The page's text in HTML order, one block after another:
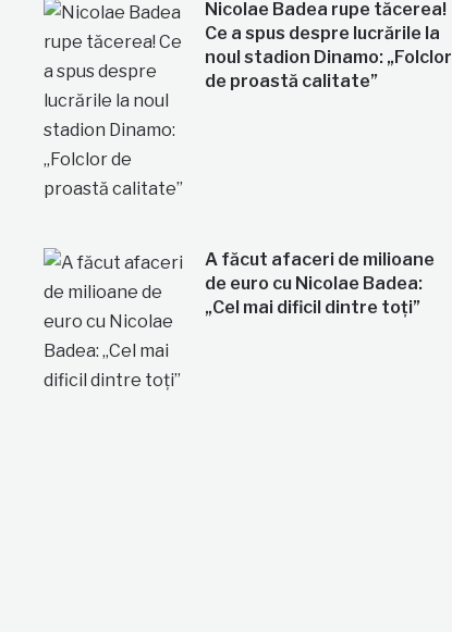
Nicolae Badea rupe tăcerea!
Ce a spus despre lucrările la
noul stadion Dinamo: „Folclor
de proastă calitate”
A făcut afaceri de milioane
de euro cu Nicolae Badea:
„Cel mai dificil dintre toți”